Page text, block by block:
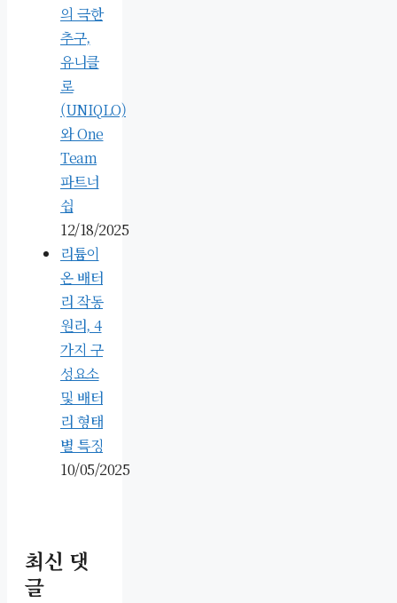
의 극한
추구,
유니클
로
(UNIQLO)
와 One
Team
파트너
쉽
12/18/2025
리튬이
온 배터
리 작동
원리, 4
가지 구
성요소
및 배터
리 형태
별 특징
10/05/2025
최신 댓
글